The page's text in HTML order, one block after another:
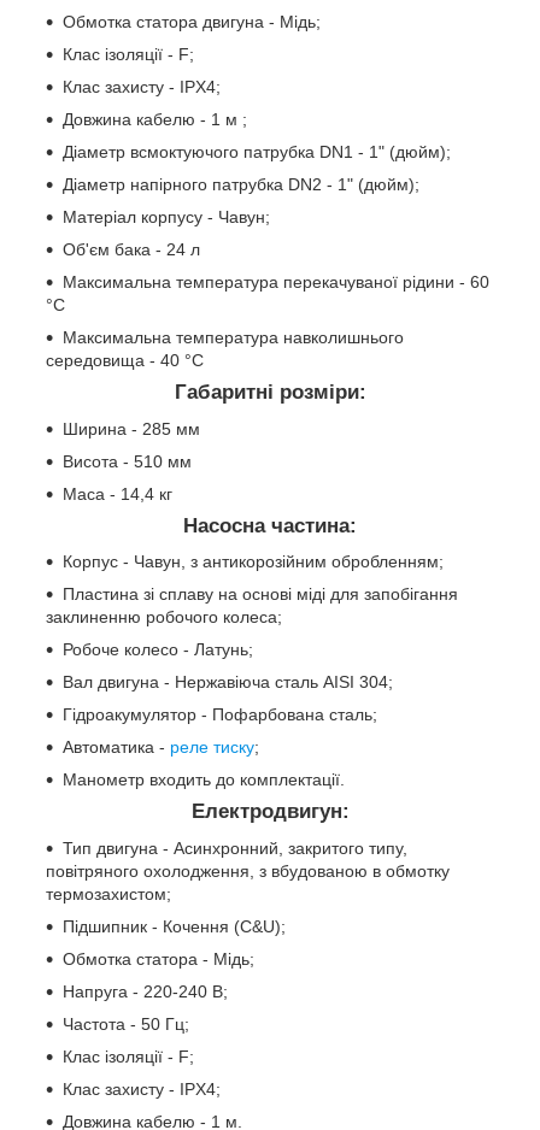
Обмотка статора двигуна - Мідь;
Клас ізоляції - F;
Клас захисту - IPХ4;
Довжина кабелю - 1 м ;
Діаметр всмоктуючого патрубка DN1 - 1" (дюйм);
Діаметр напірного патрубка DN2 - 1" (дюйм);
Матеріал корпусу - Чавун;
Об'єм бака - 24 л
Максимальна температура перекачуваної рідини - 60
°C
Максимальна температура навколишнього
середовища - 40 °C
Габаритні розміри:
Ширина - 285 мм
Висота - 510 мм
Маса - 14,4 кг
Насосна частина:
Корпус - Чавун, з антикорозійним обробленням;
Пластина зі сплаву на основі міді для запобігання
заклиненню робочого колеса;
Робоче колесо - Латунь;
Вал двигуна - Нержавіюча сталь AISI 304;
Гідроакумулятор - Пофарбована сталь;
Автоматика - реле тиску;
Манометр входить до комплектації.
Електродвигун:
Тип двигуна - Асинхронний, закритого типу,
повітряного охолодження, з вбудованою в обмотку
термозахистом;
Підшипник - Кочення (C&U);
Обмотка статора - Мідь;
Напруга - 220-240 В;
Частота - 50 Гц;
Клас ізоляції - F;
Клас захисту - IPX4;
Довжина кабелю - 1 м.